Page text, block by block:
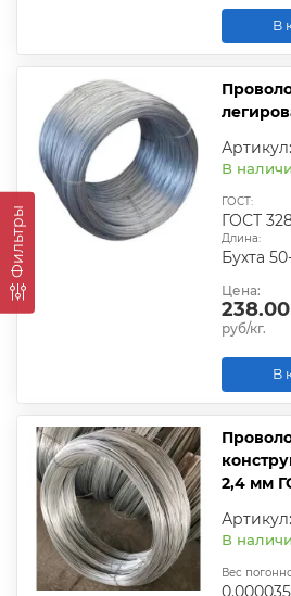
Фильтры
В
В
ГОСТ:
Длина:
Цена:
238.00
руб/кг.
В
2,4 мм
В